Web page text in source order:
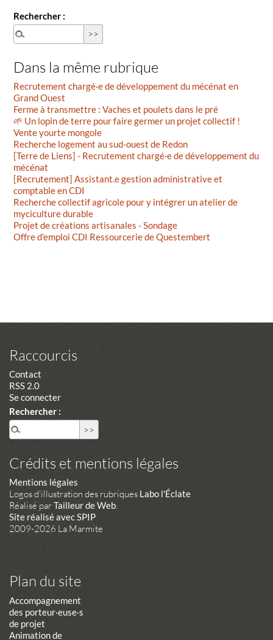
Rechercher :
Dans la même rubrique
Recrutement chargé·e de développement du mécénat en
Grand Ouest
Ferme à transmettre : Vaches et poulets dans le pré
🌱 Un lopin de terre pour faire germer un projet collectif !
Vente yourte mongole
Recherche logement au sud-ouest de Redon
[Terre de Liens] - Recrutement chargé·e de développement du
mécénat
[Recrutement] Assistant.e gestion administrative et
comptable en CDI
Recherche collectif agricole pour y intégrer un atelier de
myciculture durable
Projet de créations artisanales - Sondage
Offre d’emploi CDI Ressourcerie de Questembert
Raccourcis
Contact
RSS 2.0
Se connecter
Rechercher :
Crédits et mentions légales
Mentions légales
Logos d'illustration des rubriques Labo l'Éclate
Réalisé parTailleur de Web.
Site réalisé avec SPIP
2009-2026 La Marmite
Plan du site
Accompagnement
des porteur·euse·s
de projet
Animation de